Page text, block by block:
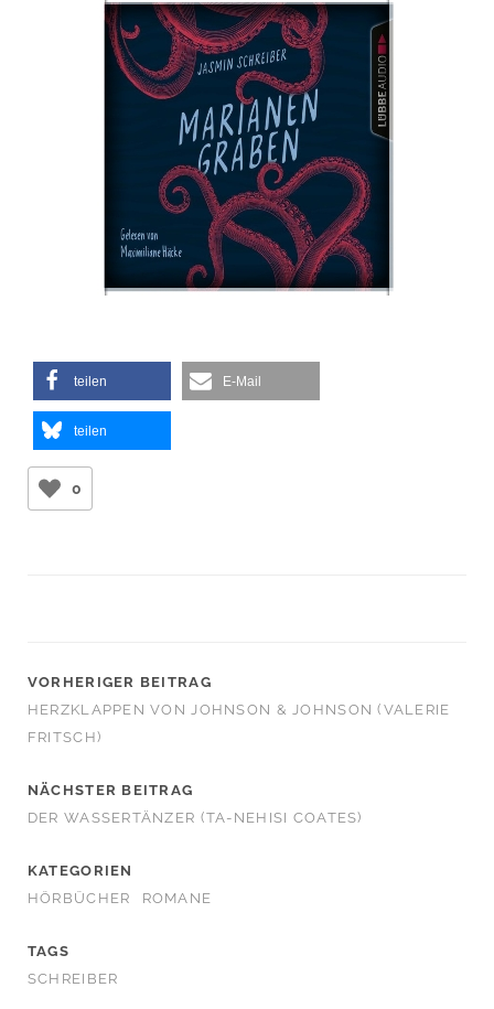
teilen E-Mail
teilen
0
VORHERIGER BEITRAG
HERZKLAPPEN VON JOHNSON & JOHNSON (VALERIE
FRITSCH)
NÄCHSTER BEITRAG
DER WASSERTÄNZER (TA-NEHISI COATES)
KATEGORIEN
HÖRBÜCHER
ROMANE
TAGS
SCHREIBER